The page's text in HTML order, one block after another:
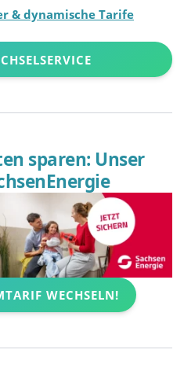
& dynamische Tarife
sparen: Unser
WECHSELN!